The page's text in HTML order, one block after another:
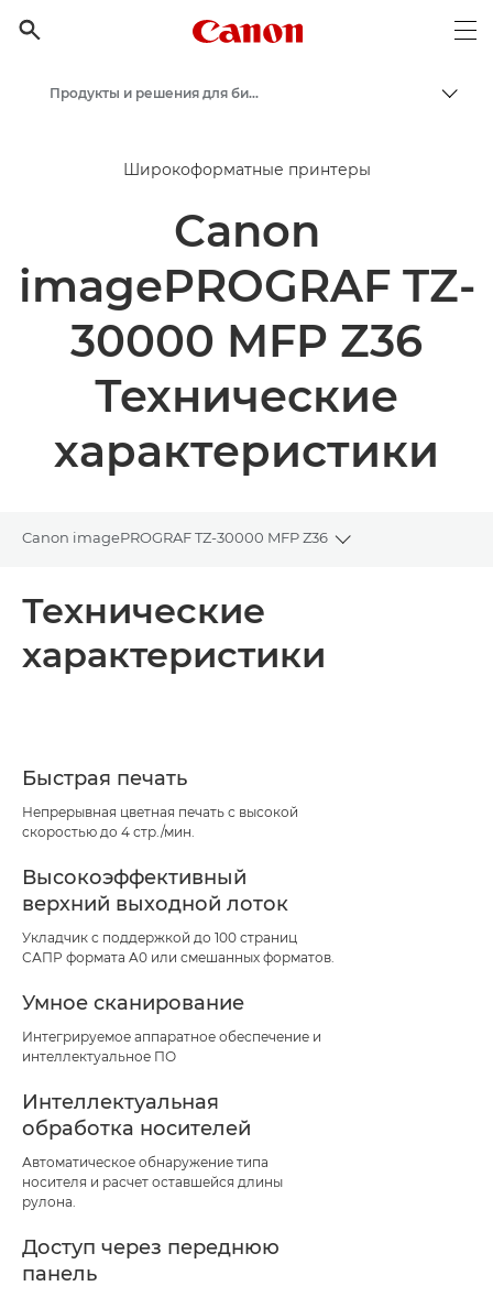

Canon Logo, back to
Продукты и решения для бизнеса
Широкоформатные принтеры
Canon
imagePROGRAF TZ-
30000 MFP Z36
Технические
характеристики
Canon imagePROGRAF TZ-30000 MFP Z36
Toggle
Технические характеристики
Технические
характеристики
Быстрая печать
Непрерывная цветная печать с высокой
скоростью до 4 стр./мин.
Высокоэффективный
верхний выходной лоток
Укладчик с поддержкой до 100 страниц
САПР формата A0 или смешанных форматов.
Умное сканирование
Интегрируемое аппаратное обеспечение и
интеллектуальное ПО
Интеллектуальная
обработка носителей
Автоматическое обнаружение типа
носителя и расчет оставшейся длины
рулона.
Доступ через переднюю
панель